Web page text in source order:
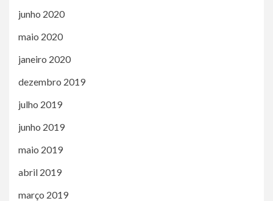
junho 2020
maio 2020
janeiro 2020
dezembro 2019
julho 2019
junho 2019
maio 2019
abril 2019
março 2019